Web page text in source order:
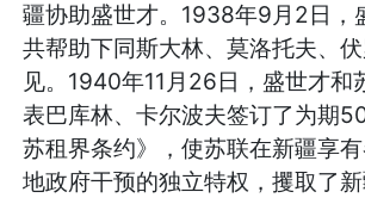
疆协助盛世才。1938年9月2日，
共帮助下同斯大林、莫洛托夫、
见。1940年11月26日，盛世才和
表巴库林、卡尔波夫签订了为期
苏租界条约》，使苏联在新疆享
地政府干预的独立特权，攫取了新